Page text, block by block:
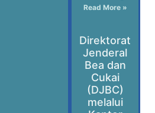
Read More »
Direktorat
Jenderal
Bea dan
Cukai
(DJBC)
melalui